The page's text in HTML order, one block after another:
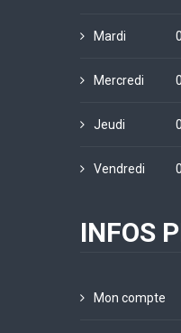
Mardi
Mercredi
Jeudi
Vendredi
INFOS
Mon compte